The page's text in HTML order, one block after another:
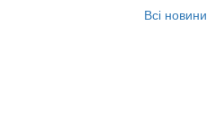
Всі новини